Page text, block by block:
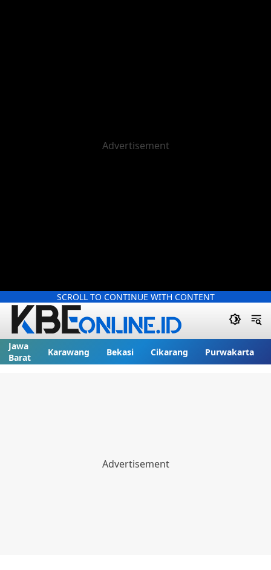
SCROLL TO CONTINUE WITH CONTENT
Jawa
Barat
Karawang Bekasi Cikarang Purwakarta